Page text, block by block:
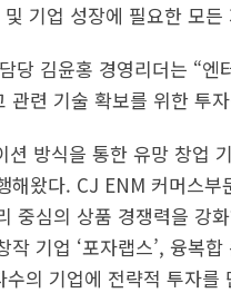
기업 성장에 필요한 모
당 김윤홍 경영리더는 “
관련 기술 확보를 위한 투
방식을 통한 유망 창업
왔다. CJ ENM 커머스부
중심의 상품 경쟁력을 강
작 기업 ‘포자랩스’, 융복
수의 기업에 전략적 투자